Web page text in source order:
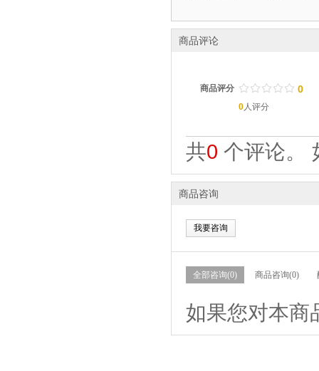
商品评论
商品评分 / / / / /
. . . . . 0
0人评分
共0 个评论。
商品咨询
我要咨询
全部咨询(0) 商品咨询(0)
如果您对本商